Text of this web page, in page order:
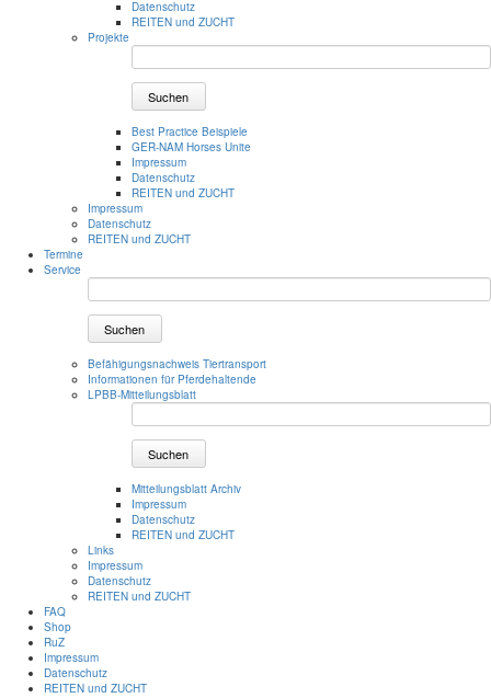
Datenschutz
REITEN und ZUCHT
Projekte
Suchen
Best Practice Beispiele
GER-NAM Horses Unite
Impressum
Datenschutz
REITEN und ZUCHT
Impressum
Datenschutz
REITEN und ZUCHT
Termine
Service
Suchen
Befähigungsnachweis Tiertransport
Informationen für Pferdehaltende
LPBB-Mitteilungsblatt
Suchen
Mitteilungsblatt Archiv
Impressum
Datenschutz
REITEN und ZUCHT
Links
Impressum
Datenschutz
REITEN und ZUCHT
FAQ
Shop
RuZ
Impressum
Datenschutz
REITEN und ZUCHT